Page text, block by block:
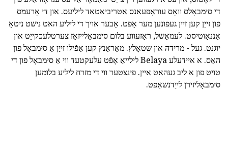
די סימבאָלס וואָס עוראָפּעאַנס אַטריביאַטאַד ליליעס. און די אָרעמס
פֿון זייַן קען זיין געפֿונען מער אָפֿט. אָבער אויך די ליליע האט נישט ניטאָ
אַננאָוטיסט. לעמאָשל, ראָזעווע בלום סימבאַלייזאַז צערטלעכקייַט און
יוגנט. געל - מרידה און שטאָלץ. מאַראַנץ קען אַפֿילו זייַן אַ סימבאָל פון
האַס. א איידעלע Belaya לילייאַ אָפֿט עלעקטעד ווי אַ סימבאָל פון די
טויט פון אַ ליב געהאט איין. פינצטער ווי די מזרח ליליע בלומען
סימבאָליזירן לייַדנשאַפט.